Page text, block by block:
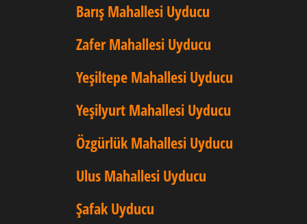
Barış Mahallesi Uyducu
Zafer Mahallesi Uyducu
Yeşiltepe Mahallesi Uyducu
Yeşilyurt Mahallesi Uyducu
Özgürlük Mahallesi Uyducu
Ulus Mahallesi Uyducu
Şafak Uyducu